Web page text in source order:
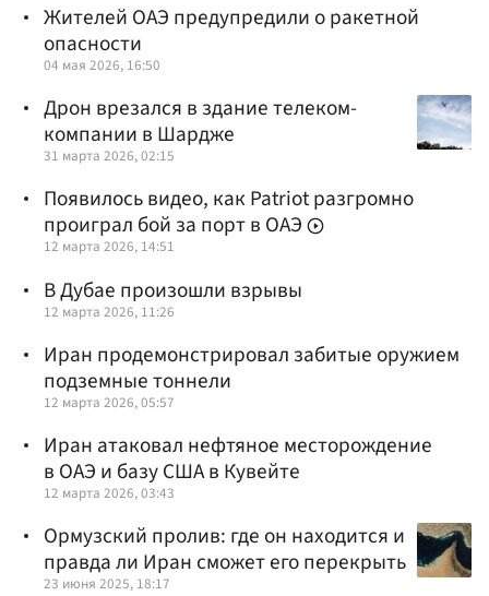
Жителей ОАЭ предупредили о ракетной
опасности
04 мая 2026, 16:50
Дрон врезался в здание телеком-
компании в Шардже
31 марта 2026, 02:15
Появилось видео, как Patriot разгромно
проиграл бой за порт в ОАЭ
12 марта 2026, 14:51
В Дубае произошли взрывы
12 марта 2026, 11:26
Иран продемонстрировал забитые оружием
подземные тоннели
12 марта 2026, 05:57
Иран атаковал нефтяное месторождение
в ОАЭ и базу США в Кувейте
12 марта 2026, 03:43
Ормузский пролив: где он находится и
правда ли Иран сможет его перекрыть
23 июня 2025, 18:17